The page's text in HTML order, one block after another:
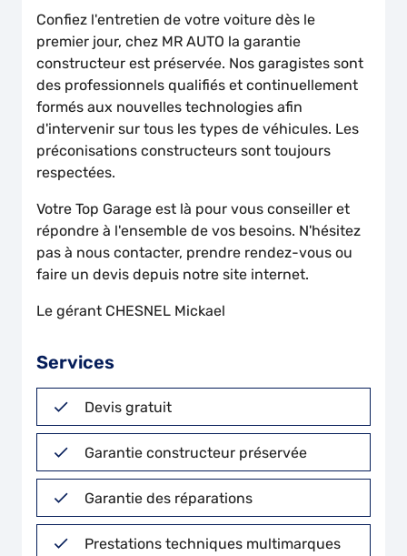
Confiez l'entretien de votre voiture dès le
premier jour, chez MR AUTO la garantie
constructeur est préservée. Nos garagistes sont
des professionnels qualifiés et continuellement
formés aux nouvelles technologies afin
d'intervenir sur tous les types de véhicules. Les
préconisations constructeurs sont toujours
respectées.
Votre Top Garage est là pour vous conseiller et
répondre à l'ensemble de vos besoins. N'hésitez
pas à nous contacter, prendre rendez-vous ou
faire un devis depuis notre site internet.
Le gérant CHESNEL Mickael
Services
Devis gratuit
Garantie constructeur préservée
Garantie des réparations
Prestations techniques multimarques